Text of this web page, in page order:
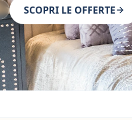
SCOPRI LE OFFERTE